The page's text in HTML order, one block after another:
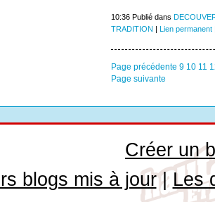
10:36 Publié dans
TRADITION
Lien permanent
Page précédente 9 10 11
Page suivante
Créer un
blogs mis à jour| Les